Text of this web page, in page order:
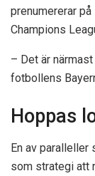
prenumererar
Champions
– Det är
fotbollens
Hoppas
En av paralleller
som strategi att